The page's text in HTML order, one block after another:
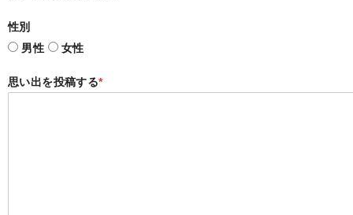
性別
男性
女性
思い出を投稿する*